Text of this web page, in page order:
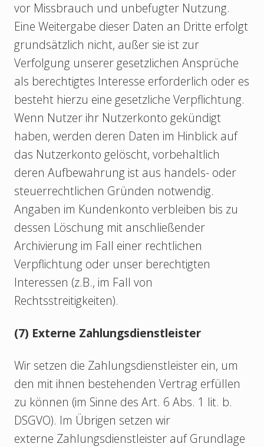
vor Missbrauch und unbefugter Nutzung.
Eine Weitergabe dieser Daten an Dritte erfolgt
grundsätzlich nicht, außer sie ist zur
Verfolgung unserer gesetzlichen Ansprüche
als berechtigtes Interesse erforderlich oder es
besteht hierzu eine gesetzliche Verpflichtung.
Wenn Nutzer ihr Nutzerkonto gekündigt
haben, werden deren Daten im Hinblick auf
das Nutzerkonto gelöscht, vorbehaltlich
deren Aufbewahrung ist aus handels- oder
steuerrechtlichen Gründen notwendig.
Angaben im Kundenkonto verbleiben bis zu
dessen Löschung mit anschließender
Archivierung im Fall einer rechtlichen
Verpflichtung oder unser berechtigten
Interessen (z.B., im Fall von
Rechtsstreitigkeiten).
(7) Externe Zahlungsdienstleister
Wir setzen die Zahlungsdienstleister ein, um
den mit ihnen bestehenden Vertrag erfüllen
zu können (im Sinne des Art. 6 Abs. 1 lit. b.
DSGVO). Im Übrigen setzen wir
externe Zahlungsdienstleister auf Grundlage